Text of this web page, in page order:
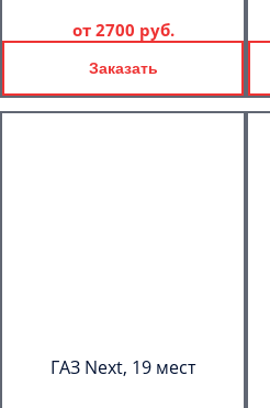
от 2700 руб.
Заказать
ГАЗ Next, 19 мест